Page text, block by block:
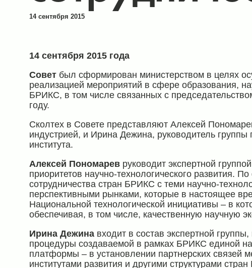
14 сентября 2015
14 сентября 2015 года
Совет был сформирован министерством в целях
реализацией мероприятий в сфере образования,
БРИКС, в том числе связанных с
году.
Сколтех в Совете представляют Алексей
индустрией, и Ирина Дежина, руководитель
института.
Алексей Пономаревруководит экспертной
приоритетов научно-технологического развития.
сотрудничества стран БРИКС с теми научно-
перспективными рынками, которые в настоящее
Национальной технологической инициативы – в
обеспечивая, в том числе, качественную научную
Ирина Дежинавходит в состав экспертной
процедуры создаваемой в рамках БРИКС единой
платформы – в установлении партнерских связей
институтами развития и другими структурами